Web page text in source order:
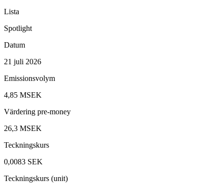
Lista
Spotlight
Datum
21 juli 2026
Emissionsvolym
4,85 MSEK
Värdering pre-money
26,3 MSEK
Teckningskurs
0,0083 SEK
Teckningskurs (unit)